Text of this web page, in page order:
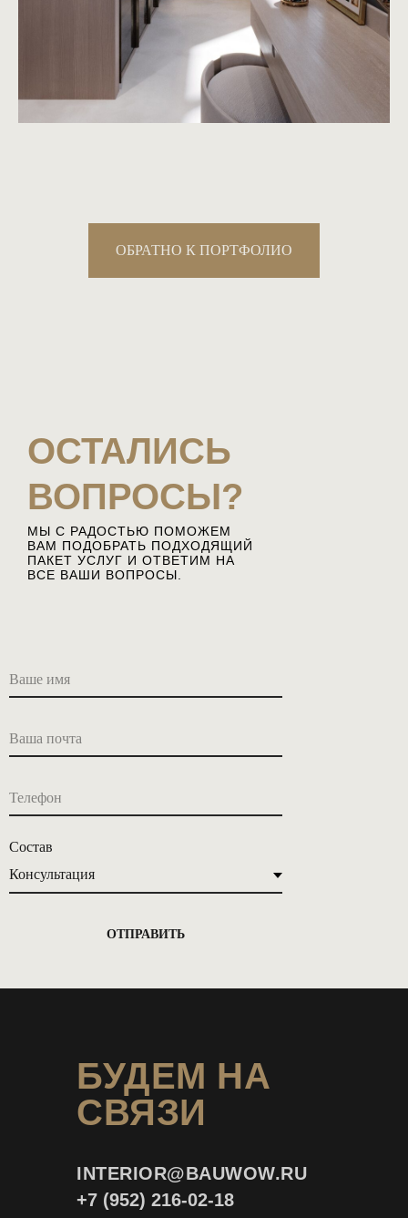
ОБРАТНО К ПОРТФОЛИО
ОСТАЛИСЬ
ВОПРОСЫ?
МЫ С РАДОСТЬЮ ПОМОЖЕМ
ВАМ ПОДОБРАТЬ ПОДХОДЯЩИЙ
ПАКЕТ УСЛУГ И ОТВЕТИМ НА
ВСЕ ВАШИ ВОПРОСЫ.
Ваше имя
Ваша почта
Телефон
Состав
ОТПРАВИТЬ
INTERIOR@BAUWOW.RU
+7 (952) 216-02-18
БУДЕМ НА
СВЯЗИ